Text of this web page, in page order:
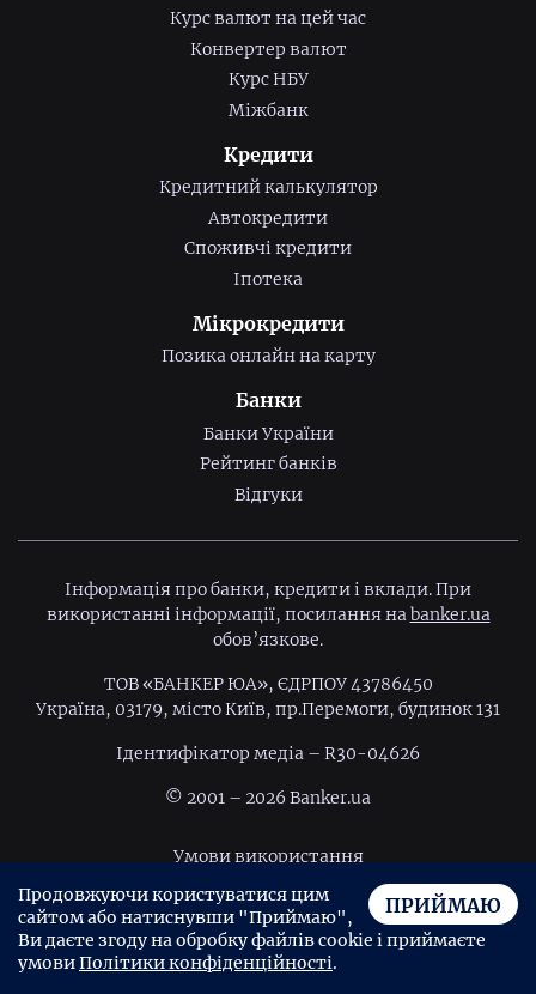
Курс валют на цей час
Конвертер валют
Курс НБУ
Міжбанк
Кредити
Кредитний калькулятор
Автокредити
Споживчі кредити
Іпотека
Мікрокредити
Позика онлайн на карту
Банки
Банки України
Рейтинг банків
Відгуки
Інформація про банки, кредити і вклади. При
використанні інформації, посилання наbanker.ua
обов’язкове.
ТОВ «БАНКЕР ЮА», ЄДРПОУ 43786450
Україна, 03179, місто Київ, пр.Перемоги, будинок 131
Ідентифiкатор медiа – R30-04626
© 2001 – 2026 Banker.ua
Умови використання
Політика конфіденційності
Угода користувача
ПРИЙМАЮ
Продовжуючи користуватися цим
сайтом або натиснувши "Приймаю",
Ви даєте згоду на обробку файлів cookie і приймаєте
умовиПолітики конфіденційності.